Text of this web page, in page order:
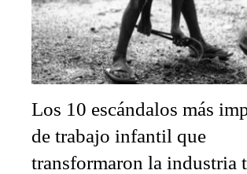
Los 10 escándalos más
de trabajo infantil que
transformaron la industria